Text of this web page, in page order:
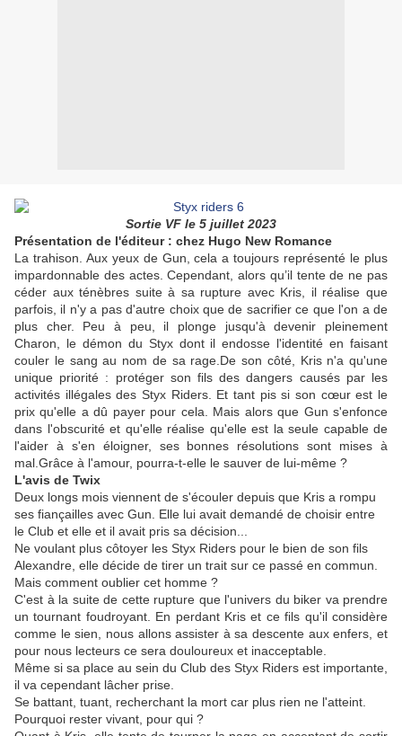
Sortie VF le 5 juillet 2023
Présentation de l'éditeur : chez Hugo New Romance
La trahison. Aux yeux de Gun, cela a toujours représenté le plus
impardonnable des actes. Cependant, alors qu’il tente de ne pas
céder aux ténèbres suite à sa rupture avec Kris, il réalise que
parfois, il n'y a pas d'autre choix que de sacrifier ce que l'on a de
plus cher. Peu à peu, il plonge jusqu'à devenir pleinement
Charon, le démon du Styx dont il endosse l'identité en faisant
couler le sang au nom de sa rage.De son côté, Kris n'a qu'une
unique priorité : protéger son fils des dangers causés par les
activités illégales des Styx Riders. Et tant pis si son cœur est le
prix qu'elle a dû payer pour cela. Mais alors que Gun s'enfonce
dans l'obscurité et qu'elle réalise qu'elle est la seule capable de
l'aider à s'en éloigner, ses bonnes résolutions sont mises à
mal.Grâce à l'amour, pourra-t-elle le sauver de lui-même ?
L'avis de Twix
Deux longs mois viennent de s'écouler depuis que Kris a rompu
ses fiançailles avec Gun
Elle lui avait demandé de choisir entre
le Club et elle et il avait pris sa décision...
Ne voulant plus côtoyer les Styx Riders pour le bien de son fils
Alexandre, elle décide de tirer un trait sur ce passé en commun.
Mais comment oublier cet homme ?
C'est à la suite de cette rupture que l'univers du biker va prendre
un tournant foudroyant. En perdant Kris et ce fils qu'il considère
comme le sien, nous allons assister à sa descente aux enfers, et
pour nous lecteurs ce sera douloureux et inacceptable.
Même si sa place au sein du Club des Styx Riders est importante,
il va cependant lâcher prise.
Se battant, tuant, recherchant la mort car plus rien ne l'atteint.
Pourquoi rester vivant, pour qui ?